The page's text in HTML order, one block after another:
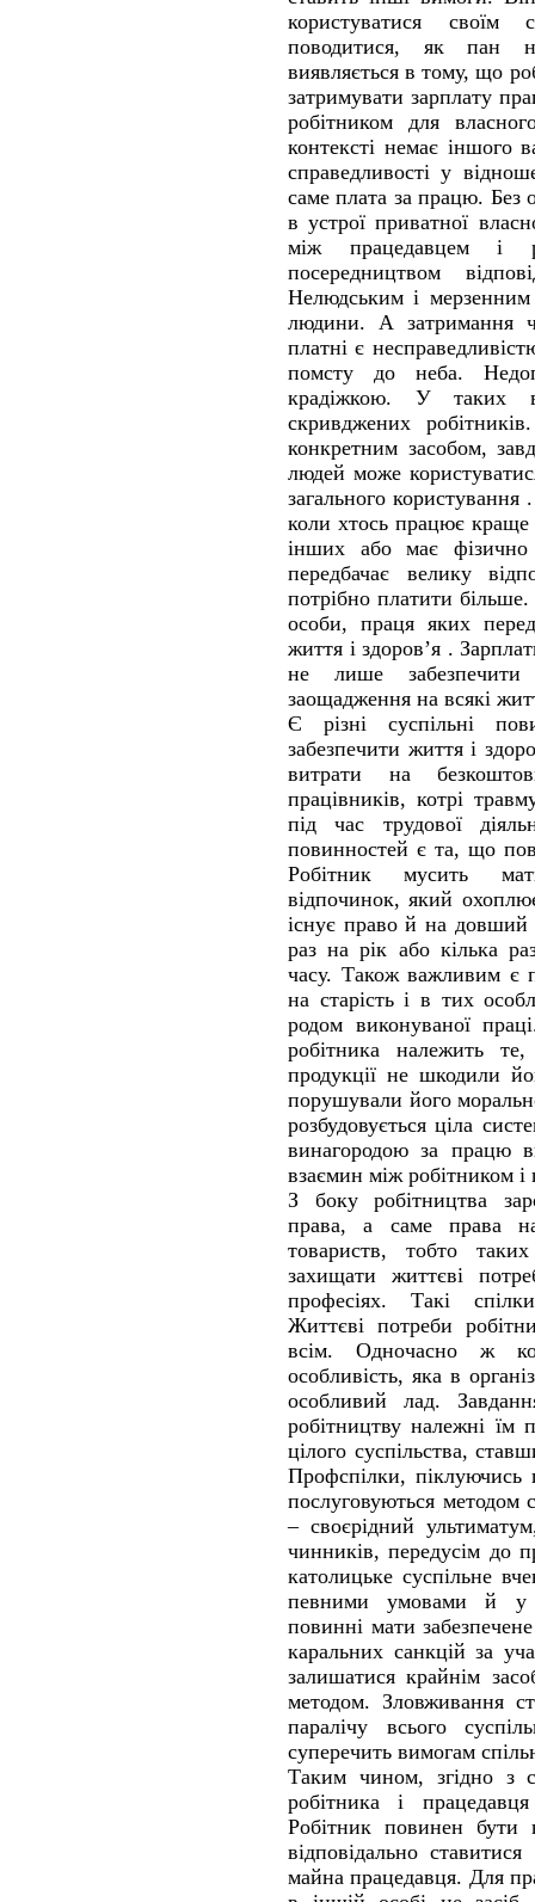
користуватися
поводитися, як пан
виявляється в тому, що
затримувати зарплату
робітником для
контексті немає іншого
справедливості у
саме плата за працю. Без
в устрої приватної
між працедавцем і
посередництвом
Нелюдським і
людини. А затримання
платні є
помсту до неба.
крадіжкою. У таких
скривджених
конкретним засобом,
людей може
загального
коли хтось працює краще
інших або має
передбачає велику
потрібно платити більше.
особи, праця яких
життя і здоров’я .
не лише
заощадження на всякі
Є різні суспільні
забезпечити життя і
витрати на
працівників, котрі
під час трудової
повинностей є та, що
Робітник мусить
відпочинок, який
існує право й на довший
раз на рік або кілька
часу. Також важливим є
на старість і в тих
родом виконуваної
робітника належить
продукції не шкодили
порушували його
розбудовується ціла
винагородою за працю
взаємин між робітником
З боку робітництва
права, а саме права на
товариств, тобто
захищати життєві
професіях. Такі
Життєві потреби
всім. Одночасно ж
особливість, яка в
особливий лад.
робітництву належні їм
цілого суспільства,
Профспілки, піклуючись
послуговуються методом
– своєрідний
чинників, передусім до
католицьке суспільне
певними умовами й у
повинні мати
каральних санкцій за
залишатися крайнім
методом. Зловживання
паралічу всього
суперечить вимогам
Таким чином, згідно з
робітника і
Робітник повинен бути
відповідально
майна працедавця. Для